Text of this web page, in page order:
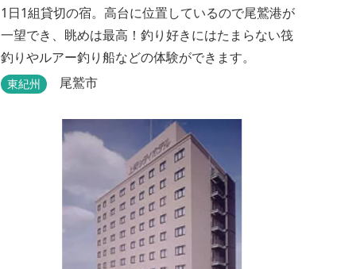
1日1組貸切の宿。高台に位置しているので尾鷲港が
一望でき、眺めは最高！釣り好きにはたまらない筏
釣りやルアー釣り船などの体験ができます。
東紀州 尾鷲市